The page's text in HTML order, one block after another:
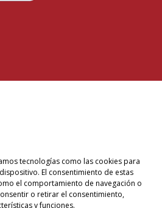
tecnologías como las cookies para
El consentimiento de estas
el comportamiento de navegación o
o retirar el consentimiento,
y funciones.